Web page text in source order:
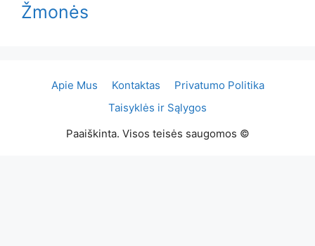
Žmonės
Apie Mus Kontaktas
Privatumo Politika
Taisyklės ir Sąlygos
Paaiškinta. Visos teisės saugomos ©